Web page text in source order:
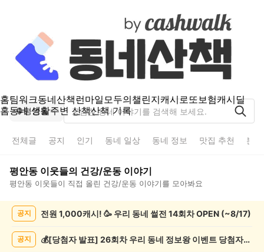
홈팀워크동네산책런마일모두의챌린지캐시로또보험캐시딜
홈동네 생활주변 산책산책 기록
평안동
전체글 공지 인기 동네 일상 동네 정보 맛집 추천 분
평안동 이웃들의 건강/운동 이야기
평안동 이웃들이 직접 올린 건강/운동 이야기를 모아봐요
공지 전원 1,000캐시! 🥳 우리 동네 썰전 14회차 OPEN (~8/17)
공지 💰[당첨자 발표] 26회차 우리 동네 정보왕 이벤트 당첨자를 발표합니다!